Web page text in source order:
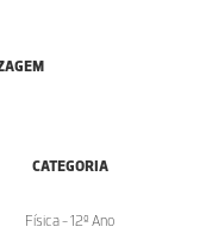
CATEGORIA
Física - 12º Ano